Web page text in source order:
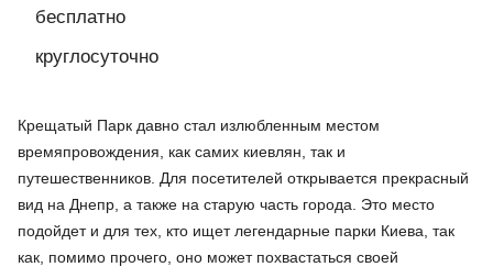
бесплатно
круглосуточно
Крещатый Парк давно стал излюбленным местом
времяпровождения, как самих киевлян, так и
путешественников. Для посетителей открывается прекрасный
вид на Днепр, а также на старую часть города. Это место
подойдет и для тех, кто ищет легендарные парки Киева, так
как, помимо прочего, оно может похвастаться своей